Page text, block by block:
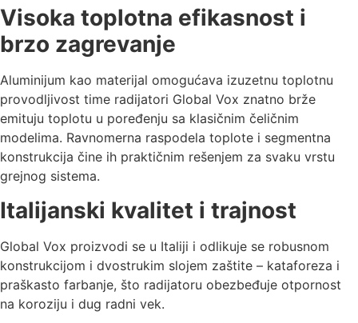
Visoka toplotna efikasnost i
brzo zagrevanje
Aluminijum kao materijal omogućava izuzetnu toplotnu
provodljivost time radijatori Global Vox znatno brže
emituju toplotu u poređenju sa klasičnim čeličnim
modelima. Ravnomerna raspodela toplote i segmentna
konstrukcija čine ih praktičnim rešenjem za svaku vrstu
grejnog sistema.
Italijanski kvalitet i trajnost
Global Vox proizvodi se u Italiji i odlikuje se robusnom
konstrukcijom i dvostrukim slojem zaštite – kataforeza i
praškasto farbanje, što radijatoru obezbeđuje otpornost
na koroziju i dug radni vek.